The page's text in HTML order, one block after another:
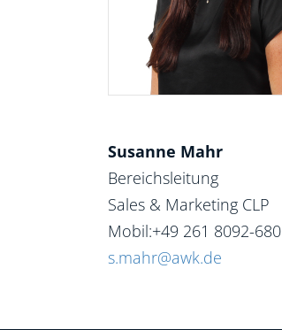
Susanne Mahr
Bereichsleitung
Sales & Marketing CLP
Mobil:+49 261 8092-680
s.mahr@awk.de